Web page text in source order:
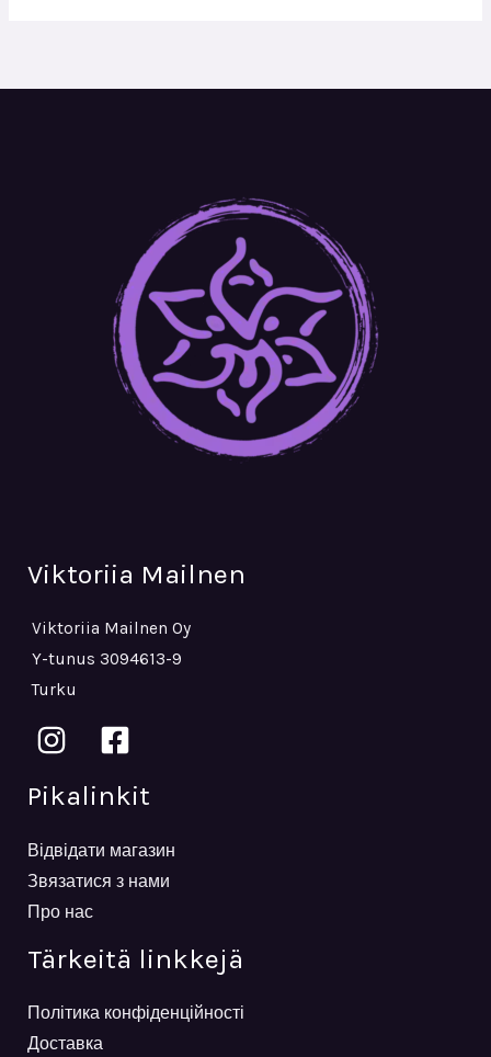
Viktoriia Mailnen
Viktoriia Mailnen Oy
Y-tunus 3094613-9
Turku
Pikalinkit
Відвідати магазин
Звязатися з нами
Про нас
Tärkeitä linkkejä
Політика конфіденційності
Доставка